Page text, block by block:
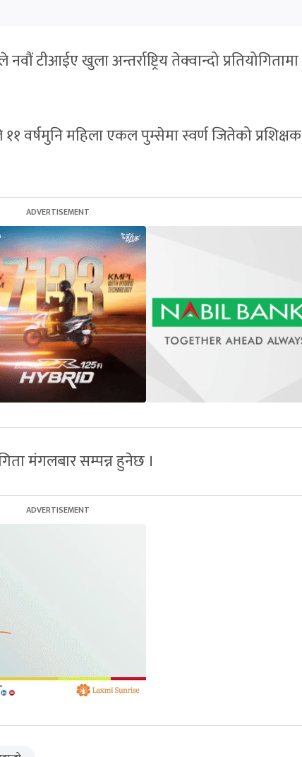
टीआईए खुला अन्तर्राष्ट्रिय तेक्वान्दो प्रतियोगितामा
वर्षमुनि महिला एकल पुम्सेमा स्वर्ण जितेको प्रशिक्षक
मंगलबार सम्पन्न हुनेछ ।